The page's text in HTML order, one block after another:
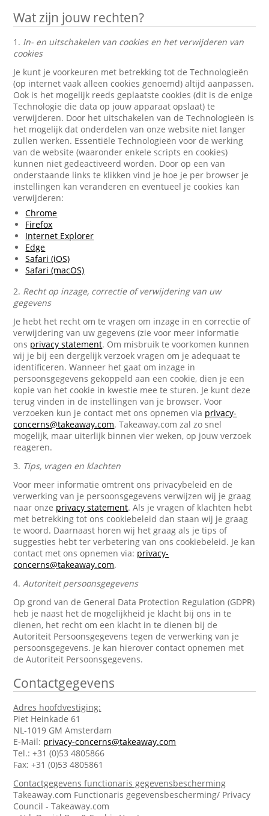
Wat zijn jouw rechten?
1. In- en uitschakelen van cookies en het verwijderen van
cookies
Je kunt je voorkeuren met betrekking tot de Technologieën
(op internet vaak alleen cookies genoemd) altijd aanpassen.
Ook is het mogelijk reeds geplaatste cookies (dit is de enige
Technologie die data op jouw apparaat opslaat) te
verwijderen. Door het uitschakelen van de Technologieën is
het mogelijk dat onderdelen van onze website niet langer
zullen werken. Essentiële Technologieën voor de werking
van de website (waaronder enkele scripts en cookies)
kunnen niet gedeactiveerd worden. Door op een van
onderstaande links te klikken vind je hoe je per browser je
instellingen kan veranderen en eventueel je cookies kan
verwijderen:
Chrome
Firefox
Internet Explorer
Edge
Safari (iOS)
Safari (macOS)
2. Recht op inzage, correctie of verwijdering van uw
gegevens
Je hebt het recht om te vragen om inzage in en correctie of
verwijdering van uw gegevens (zie voor meer informatie
ons privacy statement. Om misbruik te voorkomen kunnen
wij je bij een dergelijk verzoek vragen om je adequaat te
identificeren. Wanneer het gaat om inzage in
persoonsgegevens gekoppeld aan een cookie, dien je een
kopie van het cookie in kwestie mee te sturen. Je kunt deze
terug vinden in de instellingen van je browser. Voor
verzoeken kun je contact met ons opnemen via privacy-
concerns@takeaway.com. Takeaway.com zal zo snel
mogelijk, maar uiterlijk binnen vier weken, op jouw verzoek
reageren.
3. Tips, vragen en klachten
Voor meer informatie omtrent ons privacybeleid en de
verwerking van je persoonsgegevens verwijzen wij je graag
naar onze privacy statement. Als je vragen of klachten hebt
met betrekking tot ons cookiebeleid dan staan wij je graag
te woord. Daarnaast horen wij het graag als je tips of
suggesties hebt ter verbetering van ons cookiebeleid. Je kan
contact met ons opnemen via: privacy-
concerns@takeaway.com.
4.Autoriteit persoonsgegevens
Op grond van de General Data Protection Regulation (GDPR)
heb je naast het de mogelijkheid je klacht bij ons in te
dienen, het recht om een klacht in te dienen bij de
Autoriteit Persoonsgegevens tegen de verwerking van je
persoonsgegevens. Je kan hierover contact opnemen met
de Autoriteit Persoonsgegevens.
Contactgegevens
Adres hoofdvestiging:
Piet Heinkade 61
NL-1019 GM Amsterdam
E-Mail: privacy-concerns@takeaway.com
Tel.: +31 (0)53 4805866
Fax: +31 (0)53 4805861
Contactgegevens functionaris gegevensbescherming
Takeaway.com Functionaris gegevensbescherming/ Privacy
Council - Takeaway.com